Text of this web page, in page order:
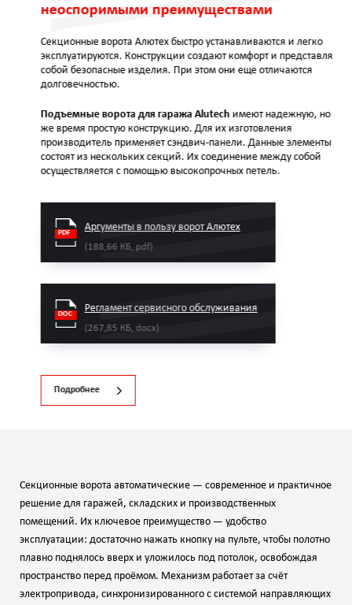
неоспоримыми преимуществами
Секционные ворота Алютех быстро устанавливаются и легко
эксплуатируются. Конструкции создают комфорт и представляют
собой безопасные изделия. При этом они еще отличаются
долговечностью.
Подъемные ворота для гаража Alutechимеют надежную, но в то
же время простую конструкцию. Для их изготовления
производитель применяет сэндвич-панели. Данные элементы
состоят из нескольких секций. Их соединение между собой
осуществляется с помощью высокопрочных петель.
Аргументы в пользу ворот Алютех
(188,66 КБ, pdf)
Регламент сервисного обслуживания
(267,85 КБ, docx)
Подробнее
Секционные ворота автоматические — современное и практичное
решение для гаражей, складских и производственных
помещений. Их ключевое преимущество — удобство
эксплуатации: достаточно нажать кнопку на пульте, чтобы полотно
плавно поднялось вверх и уложилось под потолок, освобождая
пространство перед проёмом. Механизм работает за счёт
электропривода, синхронизированного с системой направляющих